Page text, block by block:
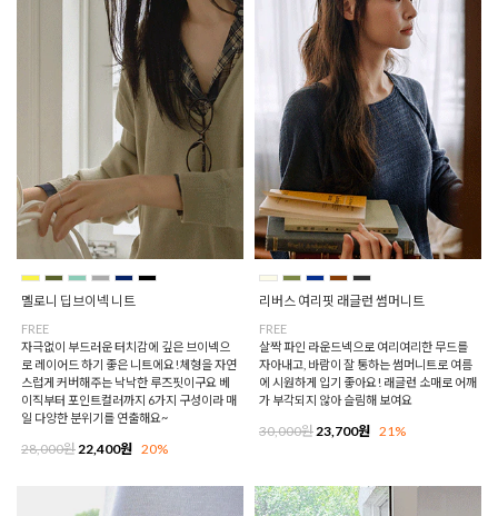
멜로니 딥브이넥 니트
FREE
자극없이 부드러운 터치감에 깊은 브이넥으
로 레이어드 하기 좋은 니트에요!체형을 자연
스럽게 커버해주는 낙낙한 루즈핏이구요 베
이직부터 포인트컬러까지 6가지 구성이라 매
일 다양한 분위기를 연출해요~
28,000원 22,400원 20%
리버스 여리핏 래글런 썸머니트
FREE
살짝 파인 라운드넥으로 여리여리한 무드를
자아내고, 바람이 잘 통하는 썸머니트로 여름
에 시원하게 입기 좋아요! 래글런 소매로 어깨
가 부각되지 않아 슬림해 보여요
30,000원 23,700원 21%